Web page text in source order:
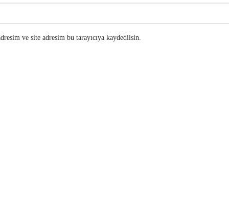
ve site adresim bu tarayıcıya kaydedilsin.